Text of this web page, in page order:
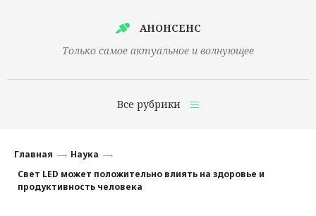
АНОНСЕНС
Только самое актуальное и волнующее
Все рубрики
Финансы
Главная
Наука
Свет LED может положительно влиять на здоровье и
продуктивность человека